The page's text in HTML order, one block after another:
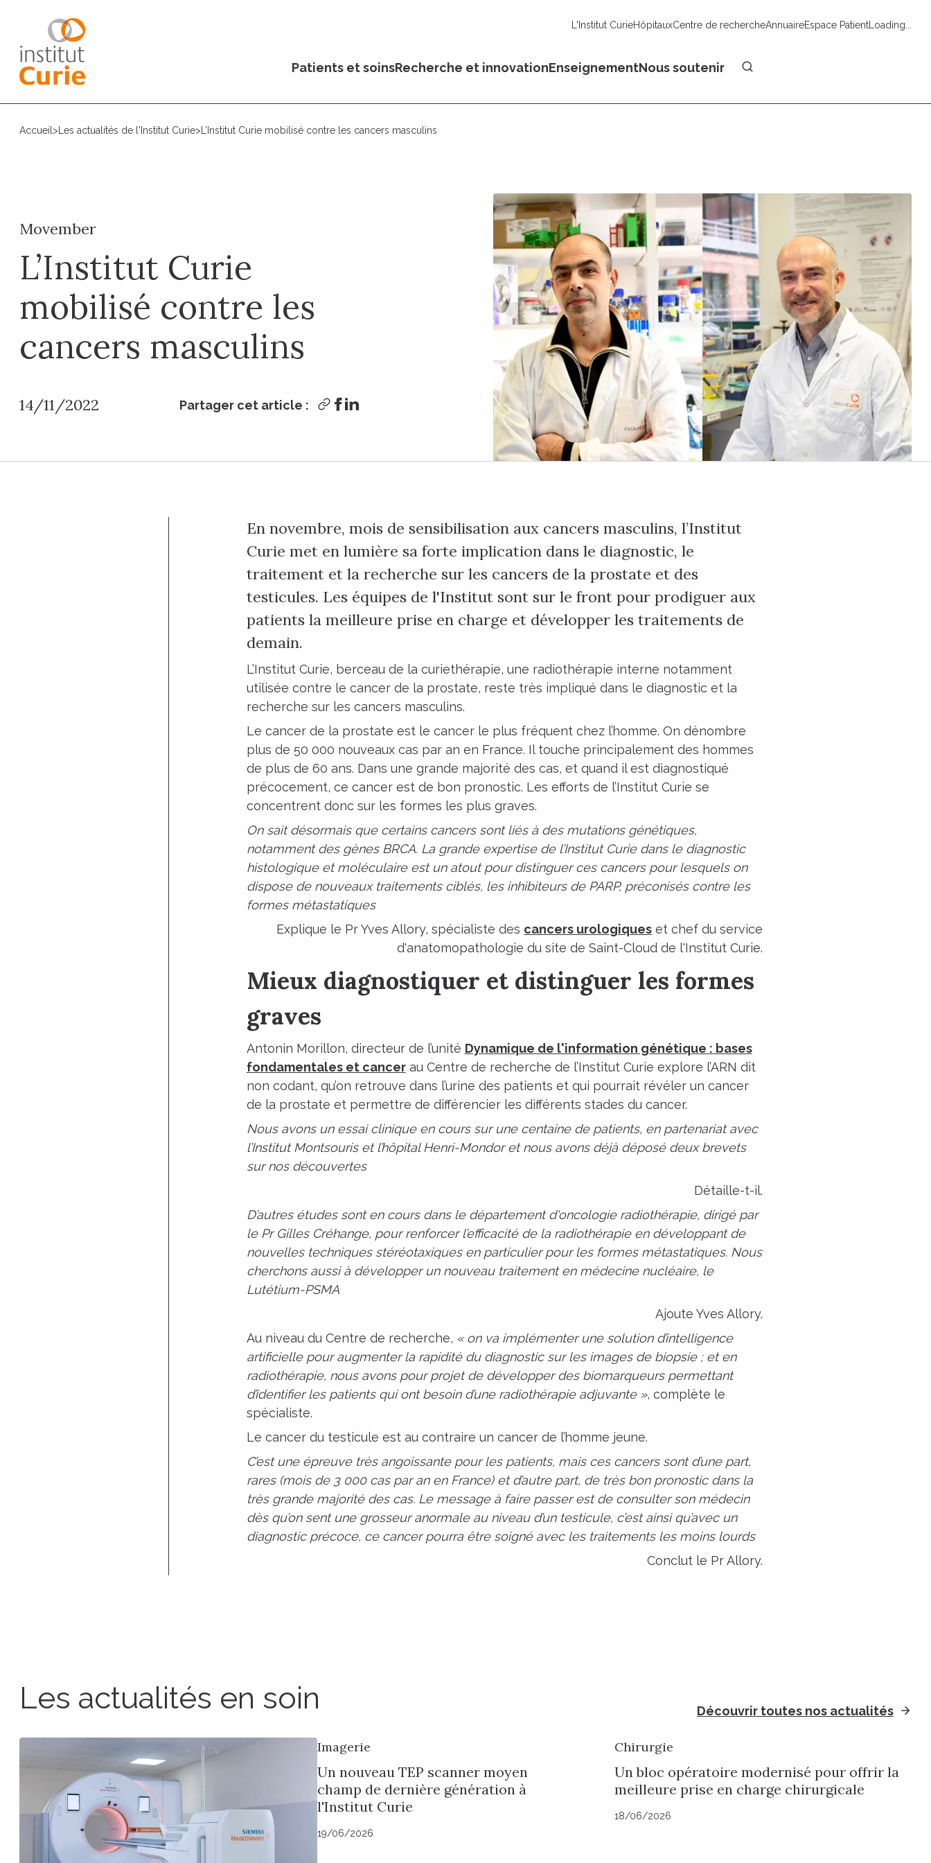
L'Institut CurieHôpitauxCentre de rechercheAnnuaireEspace PatientLoading...
Patients et soinsRecherche et innovationEnseignementNous soutenir
Accueil > Les actualités de l'Institut Curie> L’Institut Curie mobilisé contre les cancers masculins
Movember
L’Institut Curie
mobilisé contre les
cancers masculins
14/11/2022 Partager cet article :
En novembre, mois de sensibilisation aux cancers masculins, l’Institut
Curie met en lumière sa forte implication dans le diagnostic, le
traitement et la recherche sur les cancers de la prostate et des
testicules. Les équipes de l'Institut sont sur le front pour prodiguer aux
patients la meilleure prise en charge et développer les traitements de
demain.
L’Institut Curie, berceau de la curiethérapie, une radiothérapie interne notamment
utilisée contre le cancer de la prostate, reste très impliqué dans le diagnostic et la
recherche sur les cancers masculins.
Le cancer de la prostate est le cancer le plus fréquent chez l’homme. On dénombre
plus de 50 000 nouveaux cas par an en France. Il touche principalement des hommes
de plus de 60 ans. Dans une grande majorité des cas, et quand il est diagnostiqué
précocement, ce cancer est de bon pronostic. Les efforts de l’Institut Curie se
concentrent donc sur les formes les plus graves.
On sait désormais que certains cancers sont liés à des mutations génétiques,
notamment des gènes BRCA. La grande expertise de l’Institut Curie dans le diagnostic
histologique et moléculaire est un atout pour distinguer ces cancers pour lesquels on
dispose de nouveaux traitements ciblés, les inhibiteurs de PARP, préconisés contre les
formes métastatiques
Explique le Pr Yves Allory, spécialiste des cancers urologiques et chef du service
d'anatomopathologie du site de Saint-Cloud de l'Institut Curie.
Mieux diagnostiquer et distinguer les formes
graves
Antonin Morillon, directeur de l’unité Dynamique de l'information génétique : bases
fondamentales et cancerau Centre de recherche de l’Institut Curie explore l’ARN dit
non codant, qu’on retrouve dans l’urine des patients et qui pourrait révéler un cancer
de la prostate et permettre de différencier les différents stades du cancer.
Nous avons un essai clinique en cours sur une centaine de patients, en partenariat avec
l’Institut Montsouris et l’hôpital Henri-Mondor et nous avons déjà déposé deux brevets
sur nos découvertes
Détaille-t-il.
D’autres études sont en cours dans le département d'oncologie radiothérapie, dirigé par
le Pr Gilles Créhange, pour renforcer l’efficacité de la radiothérapie en développant de
nouvelles techniques stéréotaxiques en particulier pour les formes métastatiques. Nous
cherchons aussi à développer un nouveau traitement en médecine nucléaire, le
Lutétium-PSMA
Ajoute Yves Allory.
Au niveau du Centre de recherche, « on va implémenter une solution d’intelligence
artificielle pour augmenter la rapidité du diagnostic sur les images de biopsie ; et en
radiothérapie, nous avons pour projet de développer des biomarqueurs permettant
d’identifier les patients qui ont besoin d’une radiothérapie adjuvante », complète le
spécialiste.
Le cancer du testicule est au contraire un cancer de l’homme jeune.
C’est une épreuve très angoissante pour les patients, mais ces cancers sont d’une part,
rares (mois de 3 000 cas par an en France) et d’autre part, de très bon pronostic dans la
très grande majorité des cas. Le message à faire passer est de consulter son médecin
dès qu’on sent une grosseur anormale au niveau d’un testicule, c’est ainsi qu’avec un
diagnostic précoce, ce cancer pourra être soigné avec les traitements les moins lourds
Conclut le Pr Allory.
Les actualités en soin Découvrir toutes nos actualités
Imagerie
Un nouveau TEP scanner moyen
champ de dernière génération à
l'Institut Curie
19/06/2026
Chirurgie
Un bloc opératoire modernisé pour offrir la
meilleure prise en charge chirurgicale
18/06/2026